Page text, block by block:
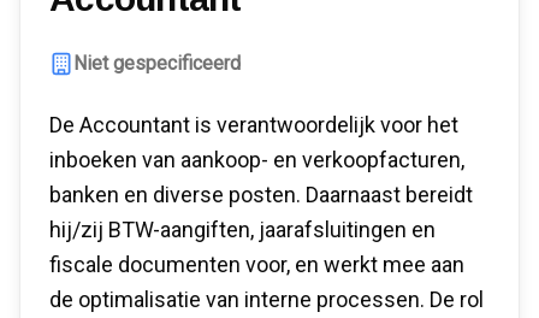
Niet gespecificeerd
De Accountant is verantwoordelijk voor het
inboeken van aankoop- en verkoopfacturen,
banken en diverse posten. Daarnaast bereidt
hij/zij BTW-aangiften, jaarafsluitingen en
fiscale documenten voor, en werkt mee aan
de optimalisatie van interne processen. De rol